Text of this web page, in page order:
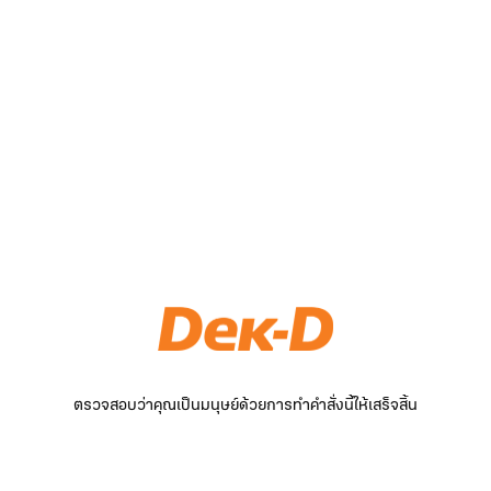
ตรวจสอบว่าคุณเป็นมนุษย์ด้วยการทำคำสั่งนี้ให้เสร็จสิ้น